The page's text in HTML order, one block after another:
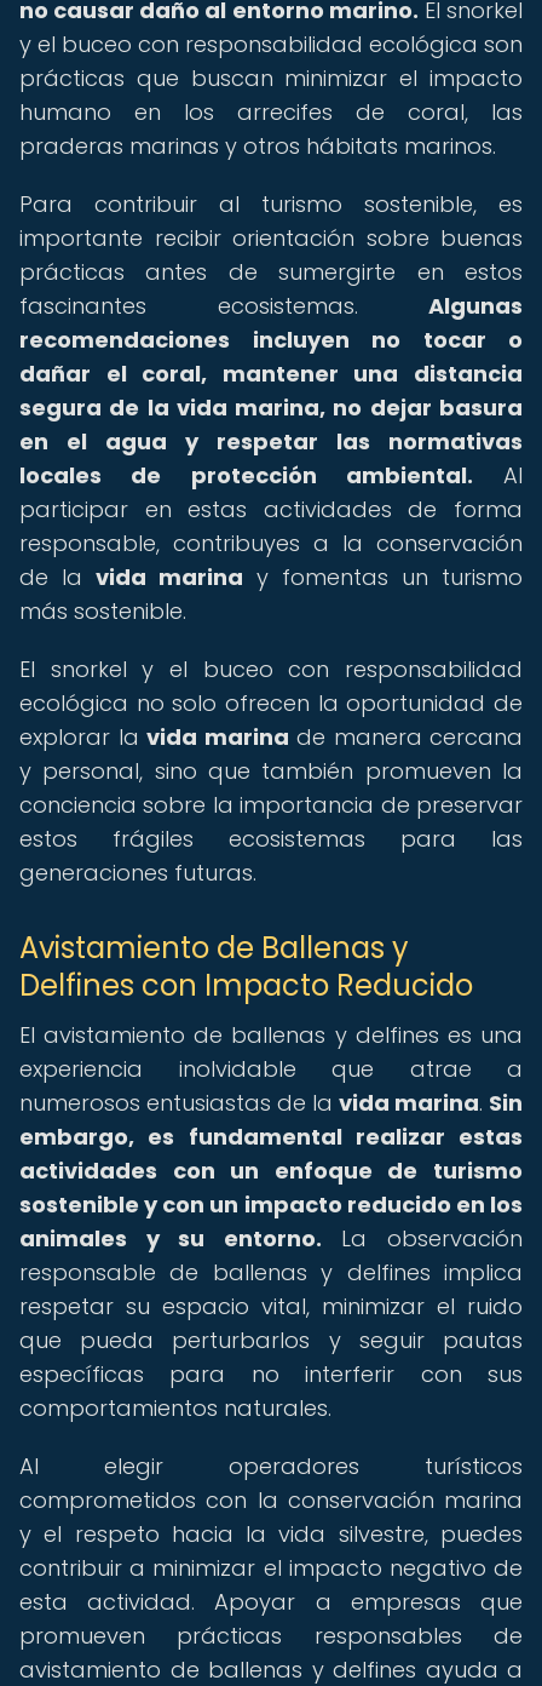
no causar daño al entorno marino. El snorkel
y el buceo con responsabilidad ecológica son
prácticas que buscan minimizar el impacto
humano en los arrecifes de coral, las
praderas marinas y otros hábitats marinos.
Para contribuir al turismo sostenible, es
importante recibir orientación sobre buenas
prácticas antes de sumergirte en estos
fascinantes ecosistemas. Algunas
recomendaciones incluyen no tocar o
dañar el coral, mantener una distancia
segura de la vida marina, no dejar basura
en el agua y respetar las normativas
locales de protección ambiental. Al
participar en estas actividades de forma
responsable, contribuyes a la conservación
de la vida marina y fomentas un turismo
más sostenible.
El snorkel y el buceo con responsabilidad
ecológica no solo ofrecen la oportunidad de
explorar la vida marina de manera cercana
y personal, sino que también promueven la
conciencia sobre la importancia de preservar
estos frágiles ecosistemas para las
generaciones futuras.
Avistamiento de Ballenas y
Delfines con Impacto Reducido
El avistamiento de ballenas y delfines es una
experiencia inolvidable que atrae a
numerosos entusiastas de la vida marina. Sin
embargo, es fundamental realizar estas
actividades con un enfoque de turismo
sostenible y con un impacto reducido en los
animales y su entorno. La observación
responsable de ballenas y delfines implica
respetar su espacio vital, minimizar el ruido
que pueda perturbarlos y seguir pautas
específicas para no interferir con sus
comportamientos naturales.
Al elegir operadores turísticos
comprometidos con la conservación marina
y el respeto hacia la vida silvestre, puedes
contribuir a minimizar el impacto negativo de
esta actividad. Apoyar a empresas que
promueven prácticas responsables de
avistamiento de ballenas y delfines ayuda a